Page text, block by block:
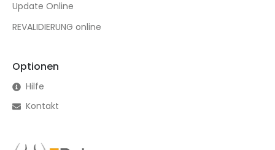
Update Online
REVALIDIERUNG online
Optionen
Hilfe
Kontakt